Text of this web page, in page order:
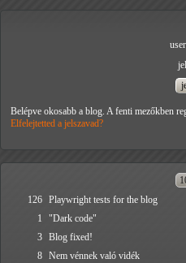
Belépve okosabb a blog. A fenti mezőkben
Elfelejtetted a jelszavad?
126 Playwright tests for the blog
1
"Dark code"
3 Blog fixed!
8 Nem vénnek való vidék